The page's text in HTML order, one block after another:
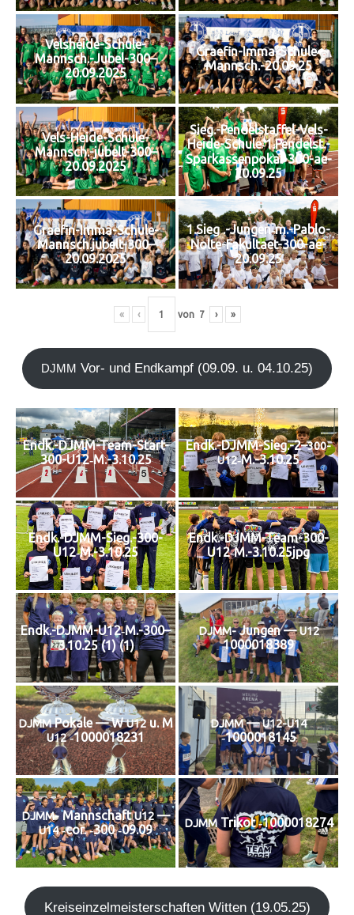
Velsheide-Schule-
Mannsch.-Jubel-300–
20.09.2025
Graefin-Imma-Schule-
Mannsch.-20.09.25
Vels-Heide-Schule-
Mannsch.-jubelt-300–
20.09.2025
Sieg.-Pendelstaffel-Vels-
Heide-Schule‑1.Pendelst.-
Sparkassenpokal-300-ae-
20.09.25
Graefin-Imma-Schule-
Mannsch.jubelt-300–
20.09.2025
1.Sieg .-Jungen‑m.-Pablo-
Nolte-Fakultaet-300-ae-
20.09.25
« ‹ von 7 › »
DJMM Vor- und End­kampf (09.09. u. 04.10.25)
Endk.-DJMM-Team-Start-
300-U12‑M.-3.10.25
Endk.-DJMM-Sieg.-2–300-
U12‑M.-3.10.25
Endk.-DJMM-Sieg.-300-
U12‑M.-3.10.25
Endk.-DJMM-Team-300-
U12‑M.-3.10.25jpg
Endk.-DJMM-U12‑M.-300–
3.10.25 (1) (1)
DJMM-Jun­gen —U12
1000018389
DJMMPoka­le — WU12u. M
U12‑1000018231
DJMM—U12-U14
‑1000018145
DJMM-Mann­schaftU12—
U14‑cor. ‑300 ‑09.09 DJMMTri­kot ‑1000018274
Kreis­ein­zel­meis­ter­schaf­ten Wit­ten (19.05.25)